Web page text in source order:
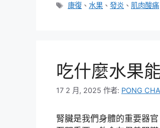
類
標
康復 、 水果 、發炎 、 肌肉酸痛
吃什麼水果
17 2 月, 2025 作者: PONG
腎臟是我們身體的重要器